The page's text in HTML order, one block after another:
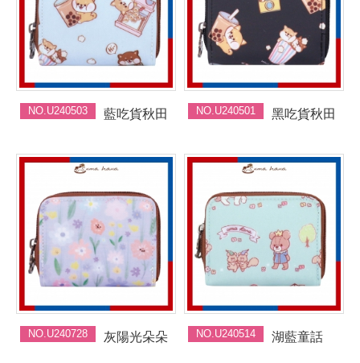
NO.U240503 藍吃貨秋田 NO.U240501 黑吃貨秋田
NO.U240728 灰陽光朵朵 NO.U240514 湖藍童話